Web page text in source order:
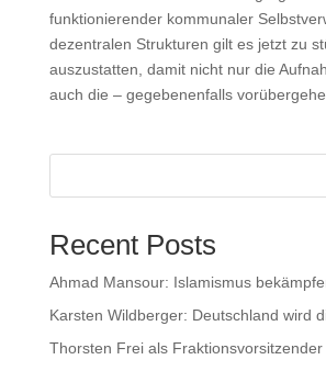
funktionierender kommunaler
dezentralen Strukturen gilt es jetzt zu
auszustatten, damit nicht nur die
auch die – gegebenenfalls
Recent Posts
Ahmad Mansour: Islamismus
Karsten Wildberger: Deutschland wird
Thorsten Frei als Fraktionsvorsitzender